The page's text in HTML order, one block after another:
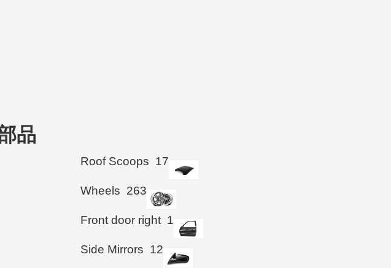
品
Roof Scoops 17
Wheels 263
Front door right 1
Side Mirrors 12